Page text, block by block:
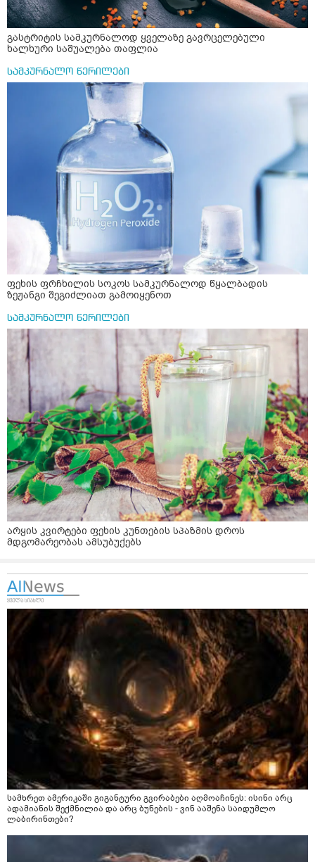
გასტრიტის სამკურნალოდ ყველაზე გავრცელებული
ხალხური საშუალება თაფლია
სამკურნალო წერილები
ფეხის ფრჩხილის სოკოს სამკურნალოდ წყალბადის
ზეჟანგი შეგიძლიათ გამოიყენოთ
სამკურნალო წერილები
არყის კვირტები ფეხის კუნთების სპაზმის დროს
მდგომარეობას ამსუბუქებს
სამხრეთ ამერიკაში გიგანტური გვირაბები აღმოაჩინეს: ისინი არც
ადამიანის შექმნილია და არც ბუნების - ვინ ააშენა საიდუმლო
ლაბირინთები?